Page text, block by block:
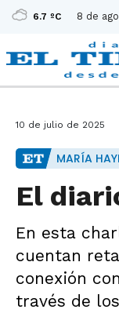
6.7 ºC 8 de
10 de julio de 2025
MARÍA
El
En esta
cuentan
conexión
través de